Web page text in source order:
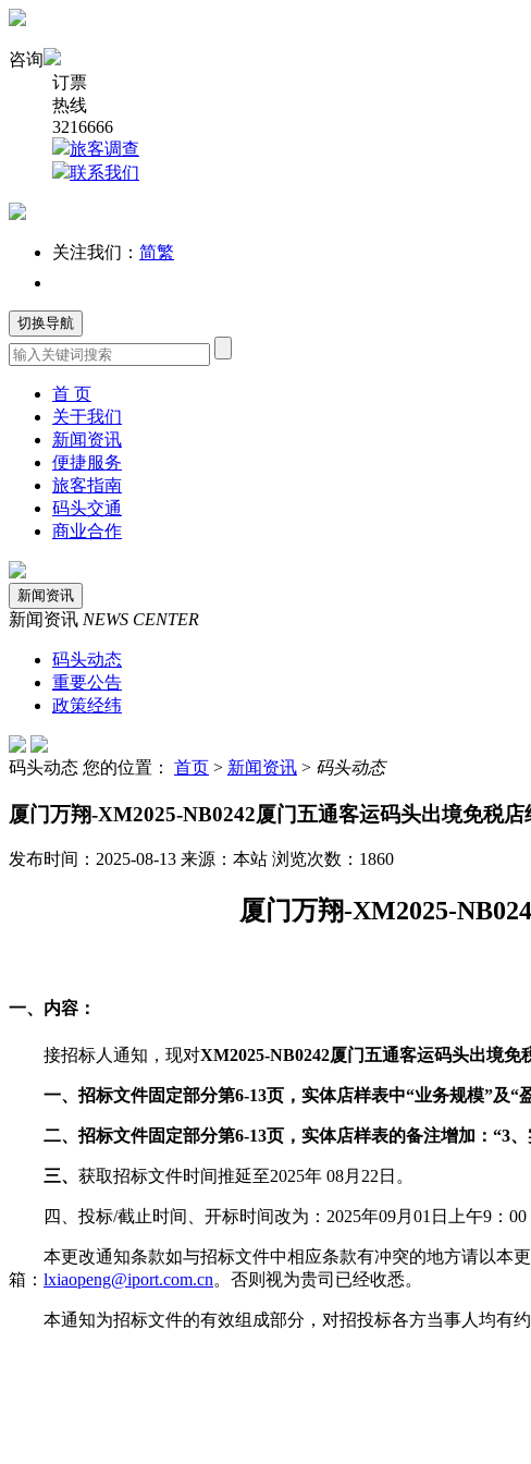
咨询
订票
热线
3216666
旅客调查
联系我们
关注我们： 简繁
切换导航
首 页
关于我们
新闻资讯
便捷服务
旅客指南
码头交通
商业合作
新闻资讯
新闻资讯 NEWS CENTER
码头动态
重要公告
政策经纬
码头动态 您的位置： 首页 > 新闻资讯 > 码头动态
厦门万翔-XM2025-NB0242厦门五通客运码头出境免税
发布时间：2025-08-13 来源：本站 浏览次数：1860
厦门万翔-XM2025-
一、内容：
接招标人通知，现对XM2025-NB0242厦门五通客运码头出境免
一、招标文件固定部分第6-13页，实体店样表中“业务规模”及“
二、招标文件固定部分第6-13页，实体店样表的备注增加：“3
三、获取招标文件时间推延至2025年08月 22 日。
四、投标/截止时间、开标时间改为： 2025年09月 01 日上午9 ： 00
本更改通知条款如与招标文件中相应条款有冲突的地方请以本
箱： lxiaopeng@iport.com.cn。否则视为贵司已经收悉。
本通知为招标文件的有效组成部分，对招投标各方当事人均有约